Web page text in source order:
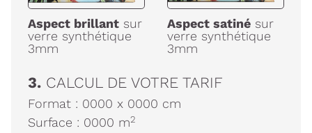
Aspect brillant sur
verre synthétique
3mm
Aspect satiné sur
verre synthétique
3mm
3. CALCUL DE VOTRE TARIF
Format : 0000 x 0000 cm
Surface : 0000 m2